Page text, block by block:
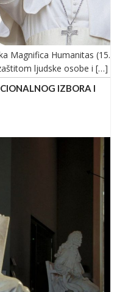
Magnifica Humanitas (15.
ljudske osobe i […]
IZBORA I